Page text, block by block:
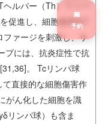
ルパー（Th）リンパ
促進し、細胞傷害性T
ファージを刺激し、サ
プには、抗炎症性で抗
。 Tcリンパ球
直接的な細胞傷害作
がん化した細胞を識
リンパ球）も含ま
📅
予約